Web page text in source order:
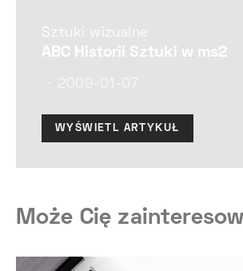
Sztuki wizualne
ABC Historii Sztuki w ms2
WYŚWIETL ARTYKUŁ
Może Cię